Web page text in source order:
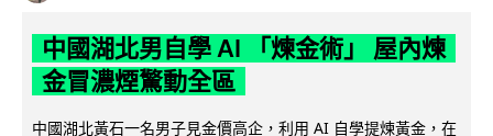
中國湖北男自學 AI 「煉金術」 屋內煉
金冒濃煙驚動全區
中國湖北黃石一名男子見金價高企，利用 AI 自學提煉黃金，在